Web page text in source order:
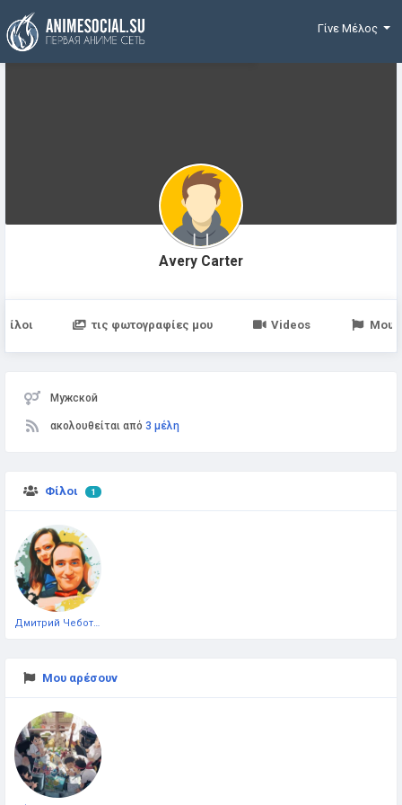
Χρηματοδότηση
Γίνε Μέλος
Avery Carter
Φίλοι τις φωτογραφίες μου Videos Μου
Мужской
ακολουθείται από 3 μέλη
Φίλοι 1
Μου αρέσουν